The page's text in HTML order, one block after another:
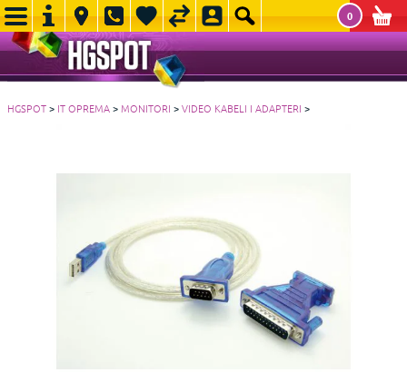
0
HGSPOT> IT OPREMA>MONITORI >VIDEO KABELI I ADAPTERI >